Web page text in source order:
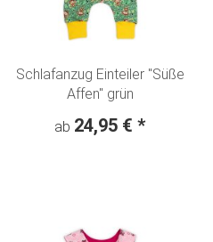
Schlafanzug Einteiler "Süße
Affen" grün
ab 24,95 € *